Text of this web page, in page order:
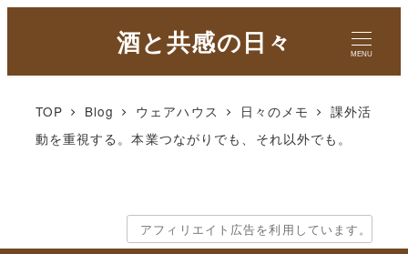
酒と共感の日々 MENU
TOP Blog ウェアハウス 日々のメモ
課外活
動を重視する。本業つながりでも、それ以外でも。
アフィリエイト広告を利用しています。